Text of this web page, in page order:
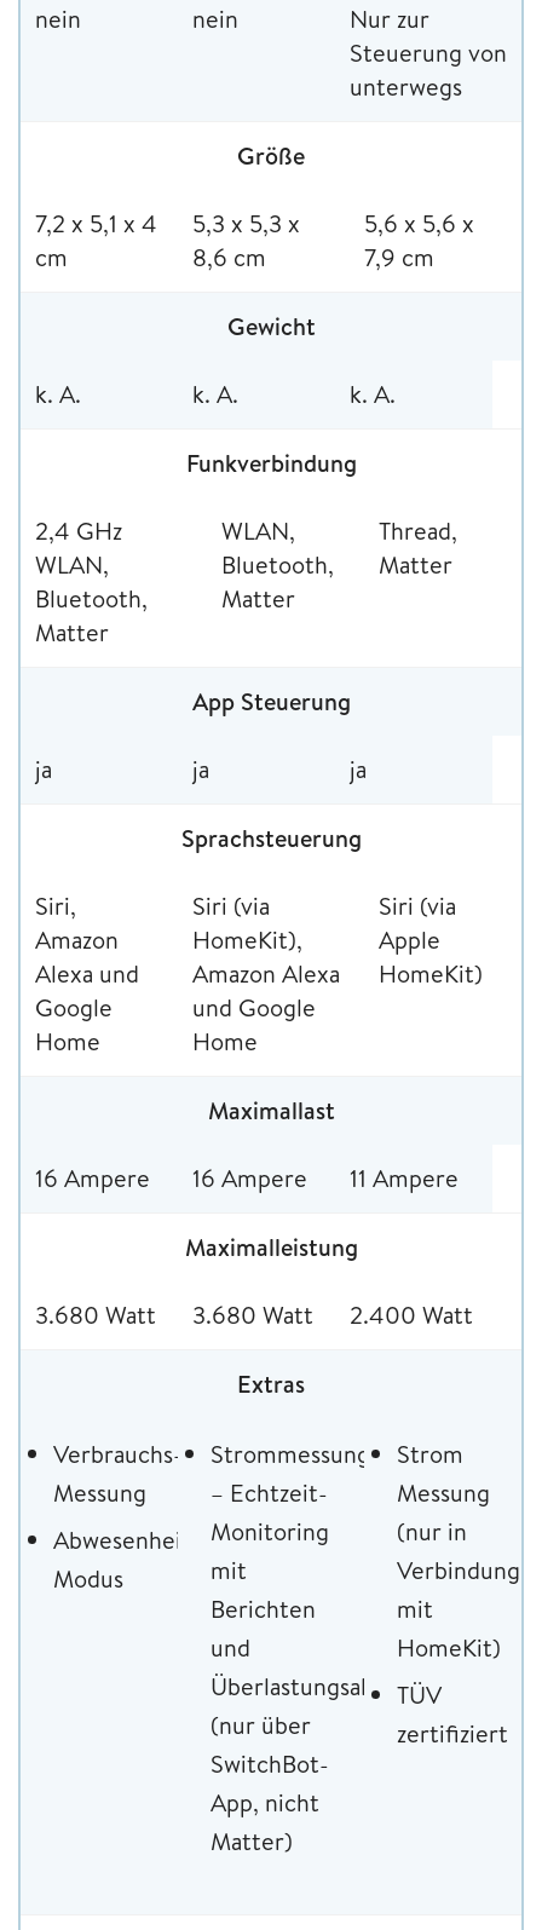
nein nein
Nur zur
Steuerung von
unterwegs
Größe
7,2 x 5,1 x 4
cm
5,3 x 5,3 x
8,6 cm
5,6 x 5,6 x
7,9 cm
Gewicht
k. A. k. A. k. A.
Funkverbindung
2,4 GHz
WLAN,
Bluetooth,
Matter
WLAN,
Bluetooth,
Matter
Thread,
Matter
App Steuerung
ja ja ja
Sprachsteuerung
Siri,
Amazon
Alexa und
Google
Home
Siri (via
HomeKit),
Amazon Alexa
und Google
Home
Siri (via
Apple
HomeKit)
Maximallast
16 Ampere 16 Ampere 11 Ampere
Maximalleistung
3.680 Watt 3.680 Watt 2.400 Watt
Extras
Verbrauchs-
Messung
Abwesenheits-
Modus
Strommessung
– Echtzeit-
Monitoring
mit
Berichten
und
Überlastungsalarm
(nur über
SwitchBot-
App, nicht
Matter)
Strom
Messung
(nur in
Verbindung
mit
HomeKit)
TÜV
zertifiziert